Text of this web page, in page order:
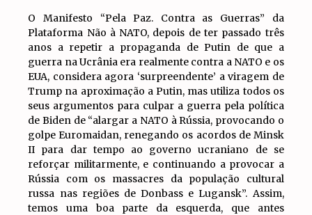
O Manifesto “Pela Paz. Contra as Guerras” da
Plataforma Não à NATO, depois de ter passado três
anos a repetir a propaganda de Putin de que a
guerra na Ucrânia era realmente contra a NATO e os
EUA, considera agora ‘surpreendente’ a viragem de
Trump na aproximação a Putin, mas utiliza todos os
seus argumentos para culpar a guerra pela política
de Biden de “alargar a NATO à Rússia, provocando o
golpe Euromaidan, renegando os acordos de Minsk
II para dar tempo ao governo ucraniano de se
reforçar militarmente, e continuando a provocar a
Rússia com os massacres da população cultural
russa nas regiões de Donbass e Lugansk”. Assim,
temos uma boa parte da esquerda, que antes